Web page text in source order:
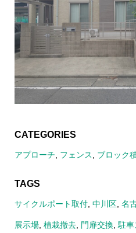
CATEGORIES
アプローチ フェンス ブロック
TAGS
サイクルポート取付, 中川区, 名
展示場, 植栽撤去, 門扉交換, 駐車